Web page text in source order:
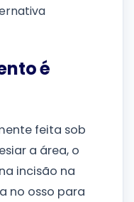
é
feita sob
a área, o
incisão na
no osso para